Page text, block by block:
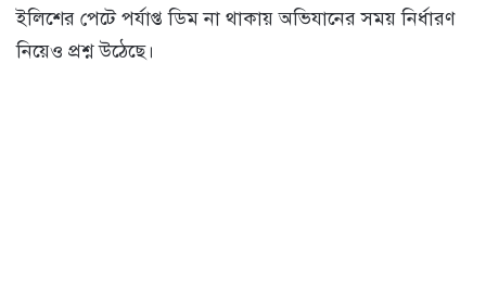
ইলিশের পেটে পর্যাপ্ত ডিম না থাকায় অভিযানের সময় নির্ধারণ
নিয়েও প্রশ্ন উঠেছে।